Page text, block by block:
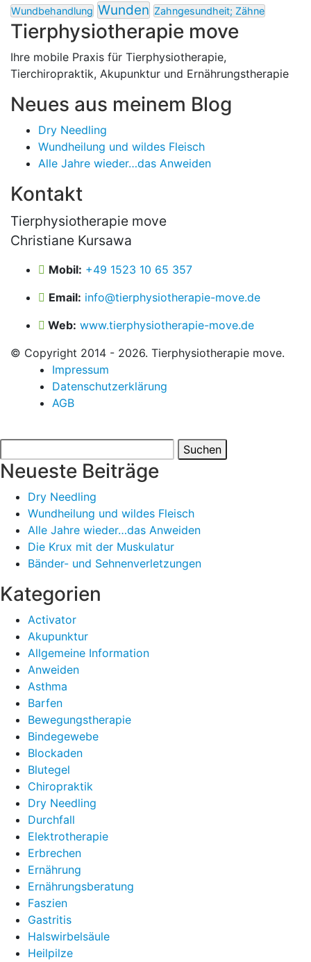
Wundbehandlung Wunden Zahngesundheit; Zähne
Tierphysiotherapie move
Ihre mobile Praxis für Tierphysiotherapie,
Tierchiropraktik, Akupunktur und Ernährungstherapie
Neues aus meinem Blog
Dry Needling
Wundheilung und wildes Fleisch
Alle Jahre wieder…das Anweiden
Kontakt
Tierphysiotherapie move
Christiane Kursawa
Mobil: +49 1523 10 65 357
Email: info@tierphysiotherapie-move.de
Web: www.tierphysiotherapie-move.de
© Copyright 2014 - 2026. Tierphysiotherapie move.
Impressum
Datenschutzerklärung
AGB
nach:
Neueste Beiträge
Dry Needling
Wundheilung und wildes Fleisch
Alle Jahre wieder…das Anweiden
Die Krux mit der Muskulatur
Bänder- und Sehnenverletzungen
Kategorien
Activator
Akupunktur
Allgemeine Information
Anweiden
Asthma
Barfen
Bewegungstherapie
Bindegewebe
Blockaden
Blutegel
Chiropraktik
Dry Needling
Durchfall
Elektrotherapie
Erbrechen
Ernährung
Ernährungsberatung
Faszien
Gastritis
Halswirbelsäule
Heilpilze